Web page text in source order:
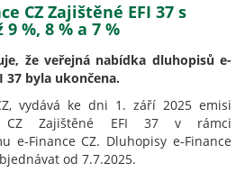
CZ Zajištěné EFI 37 s
%, 8 % a 7 %
že veřejná nabídka dluhopisů e-
37 byla ukončena.
vydává ke dni 1. září 2025 emisi
CZ Zajištěné EFI 37 v rámci
e-Finance CZ. Dluhopisy e-Finance
od 7.7.2025.